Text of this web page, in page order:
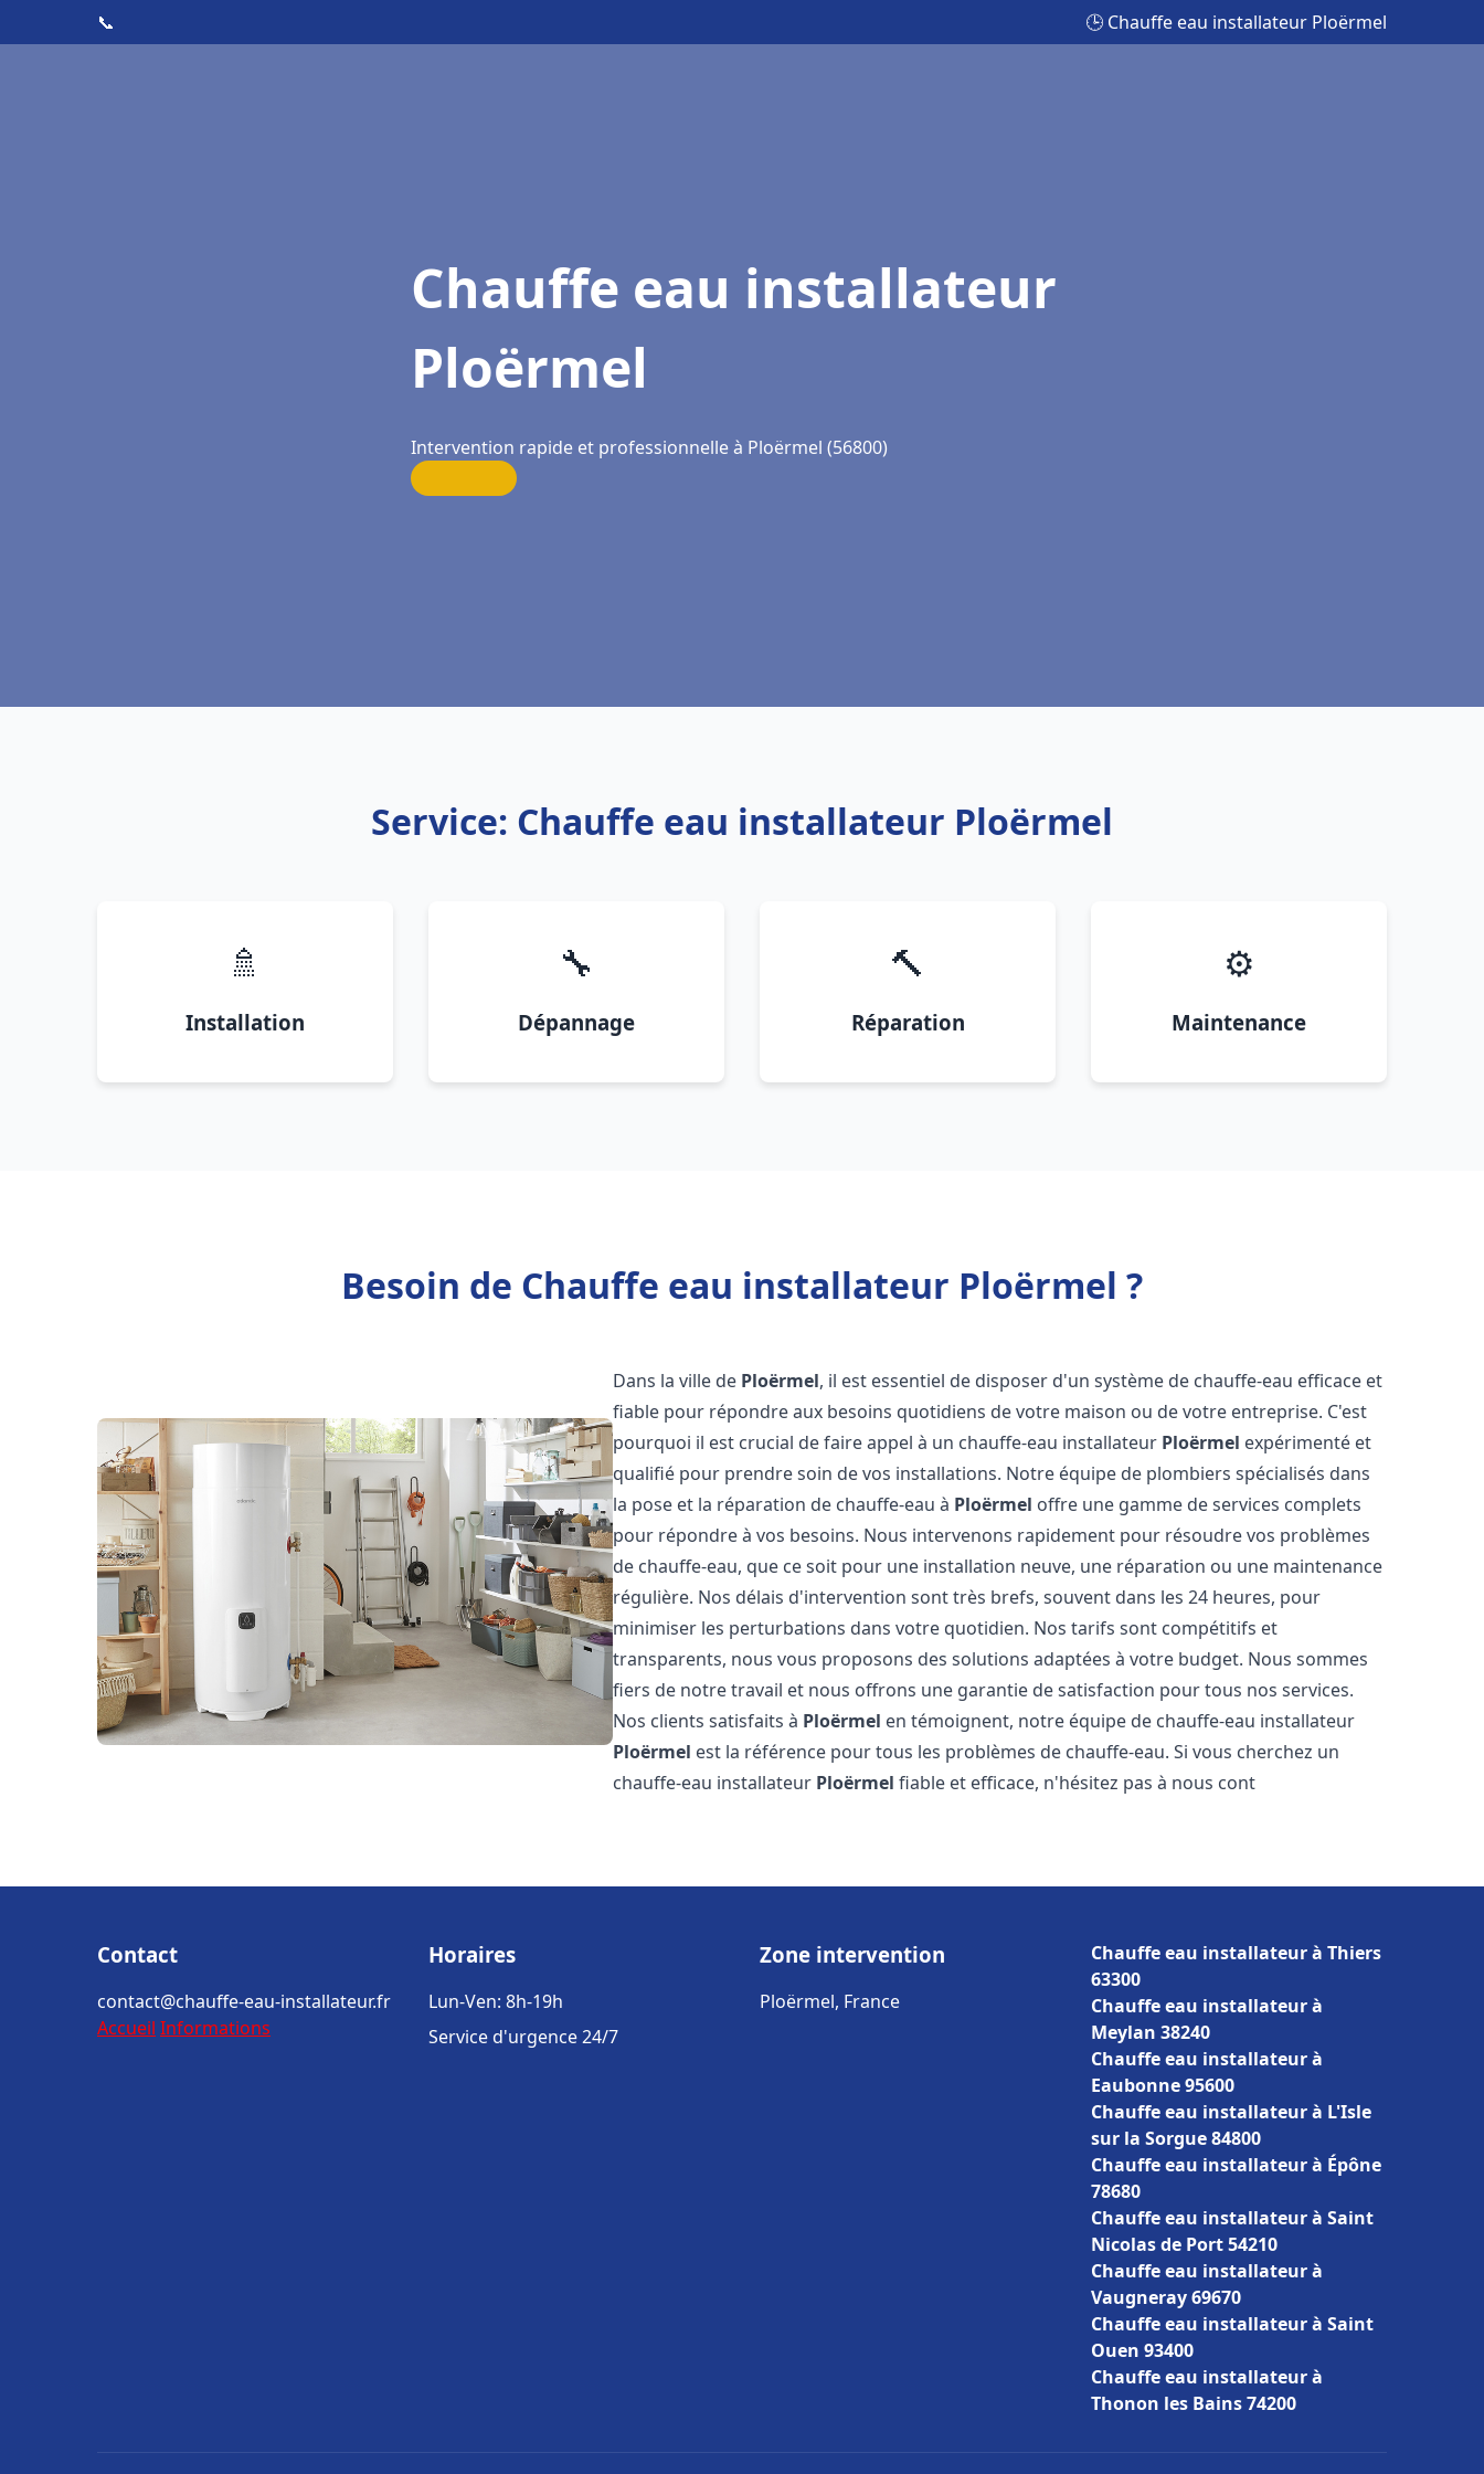
📞 🕒 Chauffe eau installateur Ploërmel
Chauffe eau installateur
Ploërmel
Intervention rapide et professionnelle à Ploërmel (56800)
Service: Chauffe eau installateur Ploërmel
🚿
Installation
🔧
Dépannage
🔨
Réparation
⚙️
Maintenance
Besoin de Chauffe eau installateur Ploërmel ?
Dans la ville de Ploërmel, il est essentiel de disposer d'un système de chauffe-eau efficace et
fiable pour répondre aux besoins quotidiens de votre maison ou de votre entreprise. C'est
pourquoi il est crucial de faire appel à un chauffe-eau installateur Ploërmel expérimenté et
qualifié pour prendre soin de vos installations. Notre équipe de plombiers spécialisés dans
la pose et la réparation de chauffe-eau à Ploërmel offre une gamme de services complets
pour répondre à vos besoins. Nous intervenons rapidement pour résoudre vos problèmes
de chauffe-eau, que ce soit pour une installation neuve, une réparation ou une maintenance
régulière. Nos délais d'intervention sont très brefs, souvent dans les 24 heures, pour
minimiser les perturbations dans votre quotidien. Nos tarifs sont compétitifs et
transparents, nous vous proposons des solutions adaptées à votre budget. Nous sommes
fiers de notre travail et nous offrons une garantie de satisfaction pour tous nos services.
Nos clients satisfaits à Ploërmel en témoignent, notre équipe de chauffe-eau installateur
Ploërmel est la référence pour tous les problèmes de chauffe-eau. Si vous cherchez un
chauffe-eau installateur Ploërmel fiable et efficace, n'hésitez pas à nous cont
Contact
contact@chauffe-eau-installateur.fr
Accueil Informations
Horaires
Lun-Ven: 8h-19h
Service d'urgence 24/7
Zone intervention
Ploërmel, France
Chauffe eau installateur à Thiers
63300
Chauffe eau installateur à
Meylan 38240
Chauffe eau installateur à
Eaubonne 95600
Chauffe eau installateur à L'Isle
sur la Sorgue 84800
Chauffe eau installateur à Épône
78680
Chauffe eau installateur à Saint
Nicolas de Port 54210
Chauffe eau installateur à
Vaugneray 69670
Chauffe eau installateur à Saint
Ouen 93400
Chauffe eau installateur à
Thonon les Bains 74200